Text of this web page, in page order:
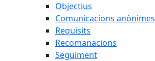
Objectius
Comunicacions anònimes
Requisits
Recomanacions
Seguiment